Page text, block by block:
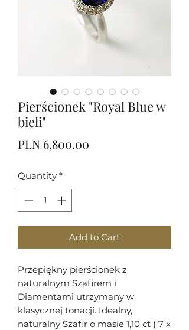
Pierścionek "Royal Blue w
bieli"
PLN 6,800.00
Quantity *
Add to Cart
Przepiękny pierścionek z
naturalnym Szafirem i
Diamentami utrzymany w
klasycznej tonacji. Idealny,
naturalny Szafir o masie 1,10 ct ( 7 x